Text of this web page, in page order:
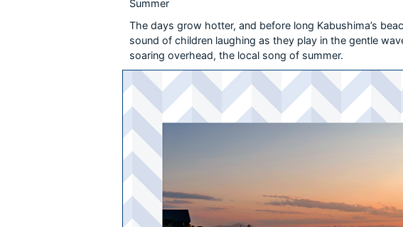
Summer
The days grow hotter, and before long Kabushima’s
sound of children laughing as they play in the gentle
soaring overhead, the local song of summer.